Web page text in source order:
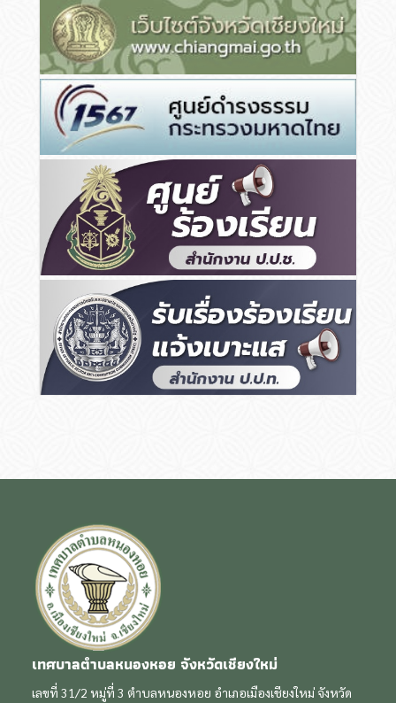
เทศบาลตำบลหนองหอย จังหวัดเชียงใหม่
เลขที่ 31/2 หมู่ที่ 3 ตำบลหนองหอย อำเภอเมืองเชียงใหม่ จังหวัด